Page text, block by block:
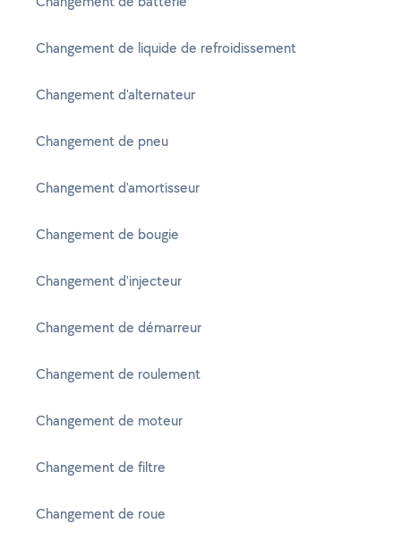
Changement de liquide de refroidissement
Changement d'alternateur
Changement de pneu
Changement d'amortisseur
Changement de bougie
Changement d'injecteur
Changement de démarreur
Changement de roulement
Changement de moteur
Changement de filtre
Changement de roue